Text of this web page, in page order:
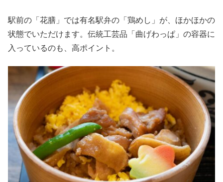
駅前の「花膳」では有名駅弁の「鶏めし」が、ほかほかの
状態でいただけます。伝統工芸品「曲げわっぱ」の容器に
入っているのも、高ポイント。